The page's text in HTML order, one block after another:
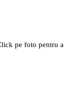
pe foto pentru a